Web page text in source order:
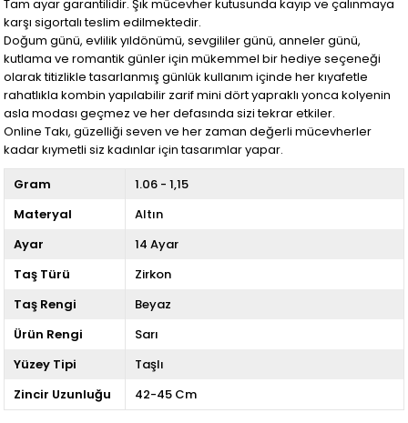
Tam ayar garantilidir. Şık mücevher kutusunda kayıp ve çalınmaya
karşı sigortalı teslim edilmektedir.
Doğum günü, evlilik yıldönümü, sevgililer günü, anneler günü,
kutlama ve romantik günler için mükemmel bir hediye seçeneği
olarak titizlikle tasarlanmış günlük kullanım içinde her kıyafetle
rahatlıkla kombin yapılabilir zarif mini dört yapraklı yonca kolyenin
asla modası geçmez ve her defasında sizi tekrar etkiler.
Online Takı, güzelliği seven ve her zaman değerli mücevherler
kadar kıymetli siz kadınlar için tasarımlar yapar.
Gram
1.06 - 1,15
Materyal
Altın
Ayar
14 Ayar
Taş Türü
Zirkon
Taş Rengi
Beyaz
Ürün Rengi
Sarı
Yüzey Tipi
Taşlı
Zincir Uzunluğu
42-45 Cm